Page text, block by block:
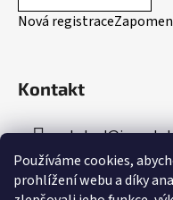
Používáme cookies,
prohlížení webu a díky
Nová registrace
Kontakt
obchod@
+420 799 512 790